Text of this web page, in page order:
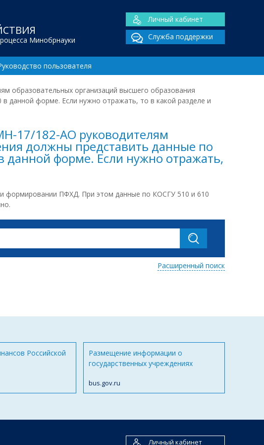
Минобрнауки
Личный кабинет
Служба поддержки
пользователя
образовательных организаций высшего образования
данной форме. Если нужно отражать, то в какой разделе и
17/182-АО руководителям
должны представить данные по
данной форме. Если нужно отражать,
формировании ПФХД. При этом данные по КОСГУ 510 и 610
Расширенный поиск
Российской
Размещение информации о
государственных учреждениях
bus.gov.ru
Личный кабинет